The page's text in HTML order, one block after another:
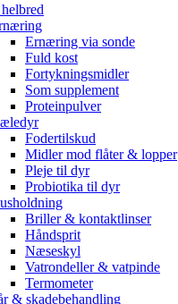
Ernæring via sonde
Fuld kost
Fortykningsmidler
Som supplement
Proteinpulver
Fodertilskud
Midler mod flåter & lopper
Pleje til dyr
Probiotika til dyr
Briller & kontaktlinser
Håndsprit
Næseskyl
Vatrondeller & vatpinde
Termometer
& skadebehandling